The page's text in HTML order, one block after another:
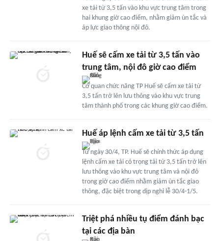
xe tải từ 3,5 tấn vào khu vực trung tâm trong
hai khung giờ cao điểm, nhằm giảm ùn tắc và
áp lực giao thông nội đô.
Huế sẽ cấm xe tải từ 3,5 tấn vào
trung tâm, nội đô giờ cao điểm
Cơ quan chức năng TP Huế sẽ cấm xe tải từ
3,5 tấn trở lên lưu thông vào khu vực trung
tâm thành phố trong các khung giờ cao điểm.
Huế áp lệnh cấm xe tải từ 3,5 tấn
Từ ngày 30/4, TP. Huế sẽ chính thức áp dụng
lệnh cấm xe tải có trọng tải từ 3,5 tấn trở lên
lưu thông vào khu vực trung tâm và nội đô
trong giờ cao điểm nhằm giảm ùn tắc giao
thông, đặc biệt trong dịp nghỉ lễ 30/4-1/5.
Triệt phá nhiều tụ điểm đánh bạc
tại các địa bàn